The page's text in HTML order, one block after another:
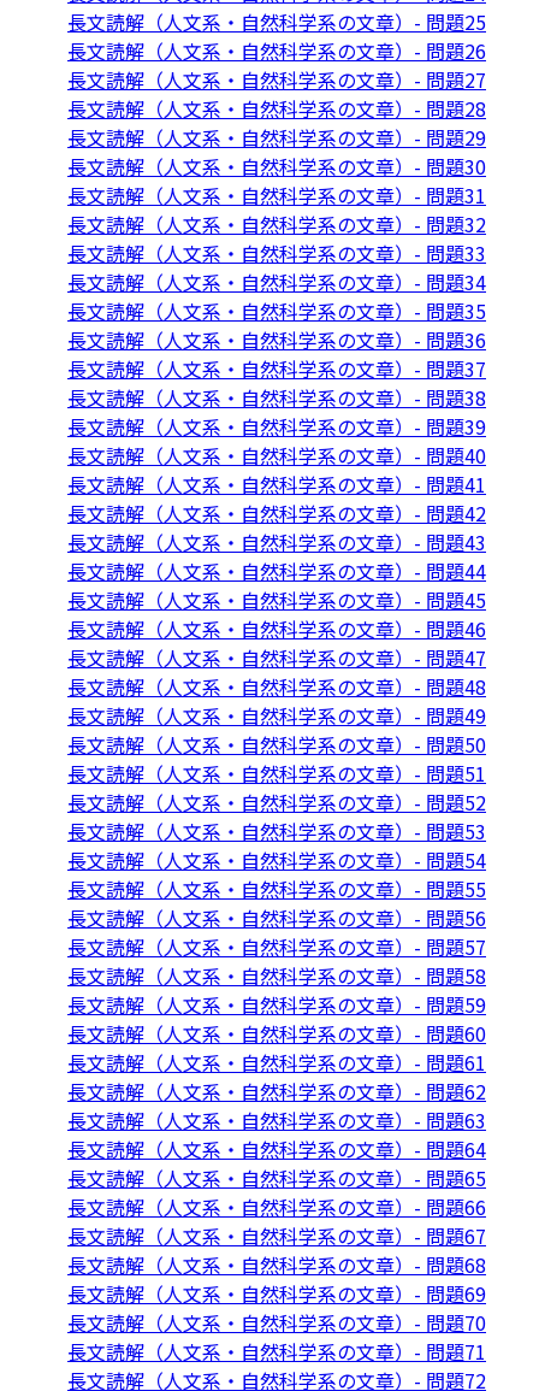
長文読解（人文系・自然科学系の文章）- 問題25
長文読解（人文系・自然科学系の文章）- 問題26
長文読解（人文系・自然科学系の文章）- 問題27
長文読解（人文系・自然科学系の文章）- 問題28
長文読解（人文系・自然科学系の文章）- 問題29
長文読解（人文系・自然科学系の文章）- 問題30
長文読解（人文系・自然科学系の文章）- 問題31
長文読解（人文系・自然科学系の文章）- 問題32
長文読解（人文系・自然科学系の文章）- 問題33
長文読解（人文系・自然科学系の文章）- 問題34
長文読解（人文系・自然科学系の文章）- 問題35
長文読解（人文系・自然科学系の文章）- 問題36
長文読解（人文系・自然科学系の文章）- 問題37
長文読解（人文系・自然科学系の文章）- 問題38
長文読解（人文系・自然科学系の文章）- 問題39
長文読解（人文系・自然科学系の文章）- 問題40
長文読解（人文系・自然科学系の文章）- 問題41
長文読解（人文系・自然科学系の文章）- 問題42
長文読解（人文系・自然科学系の文章）- 問題43
長文読解（人文系・自然科学系の文章）- 問題44
長文読解（人文系・自然科学系の文章）- 問題45
長文読解（人文系・自然科学系の文章）- 問題46
長文読解（人文系・自然科学系の文章）- 問題47
長文読解（人文系・自然科学系の文章）- 問題48
長文読解（人文系・自然科学系の文章）- 問題49
長文読解（人文系・自然科学系の文章）- 問題50
長文読解（人文系・自然科学系の文章）- 問題51
長文読解（人文系・自然科学系の文章）- 問題52
長文読解（人文系・自然科学系の文章）- 問題53
長文読解（人文系・自然科学系の文章）- 問題54
長文読解（人文系・自然科学系の文章）- 問題55
長文読解（人文系・自然科学系の文章）- 問題56
長文読解（人文系・自然科学系の文章）- 問題57
長文読解（人文系・自然科学系の文章）- 問題58
長文読解（人文系・自然科学系の文章）- 問題59
長文読解（人文系・自然科学系の文章）- 問題60
長文読解（人文系・自然科学系の文章）- 問題61
長文読解（人文系・自然科学系の文章）- 問題62
長文読解（人文系・自然科学系の文章）- 問題63
長文読解（人文系・自然科学系の文章）- 問題64
長文読解（人文系・自然科学系の文章）- 問題65
長文読解（人文系・自然科学系の文章）- 問題66
長文読解（人文系・自然科学系の文章）- 問題67
長文読解（人文系・自然科学系の文章）- 問題68
長文読解（人文系・自然科学系の文章）- 問題69
長文読解（人文系・自然科学系の文章）- 問題70
長文読解（人文系・自然科学系の文章）- 問題71
長文読解（人文系・自然科学系の文章）- 問題72